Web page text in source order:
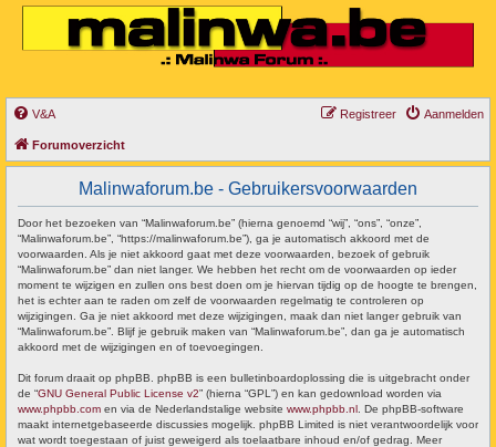
V&A Aanmelden
Registreer
Forumoverzicht
Malinwaforum.be - Gebruikersvoorwaarden
Door het bezoeken van “Malinwaforum.be” (hierna genoemd “wij”, “ons”, “onze”,
“Malinwaforum.be”, “https://malinwaforum.be”), ga je automatisch akkoord met de
voorwaarden. Als je niet akkoord gaat met deze voorwaarden, bezoek of gebruik
“Malinwaforum.be” dan niet langer. We hebben het recht om de voorwaarden op ieder
moment te wijzigen en zullen ons best doen om je hiervan tijdig op de hoogte te brengen,
het is echter aan te raden om zelf de voorwaarden regelmatig te controleren op
wijzigingen. Ga je niet akkoord met deze wijzigingen, maak dan niet langer gebruik van
“Malinwaforum.be”. Blijf je gebruik maken van “Malinwaforum.be”, dan ga je automatisch
akkoord met de wijzigingen en of toevoegingen.
Dit forum draait op phpBB. phpBB is een bulletinboardoplossing die is uitgebracht onder
de “GNU General Public License v2” (hierna “GPL”) en kan gedownload worden via
www.phpbb.com en via de Nederlandstalige website www.phpbb.nl . De phpBB-software
maakt internetgebaseerde discussies mogelijk. phpBB Limited is niet verantwoordelijk voor
wat wordt toegestaan of juist geweigerd als toelaatbare inhoud en/of gedrag. Meer